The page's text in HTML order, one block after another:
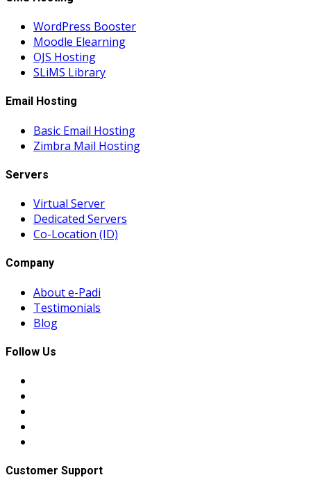
WordPress Booster
Moodle Elearning
OJS Hosting
SLiMS Library
Email Hosting
Basic Email Hosting
Zimbra Mail Hosting
Servers
Virtual Server
Dedicated Servers
Co-Location (ID)
Company
About e-Padi
Testimonials
Blog
Follow Us
Customer Support